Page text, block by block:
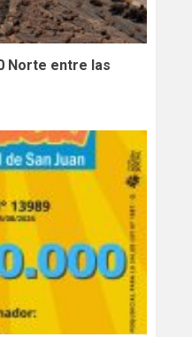
Norte entre las